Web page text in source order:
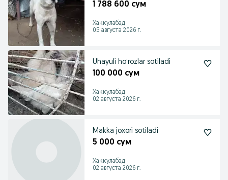
1 788 600 сум
Хаккулабад
05 августа 2026 г.
Uhayuli hoʻrozlar sotiladi
100 000 сум
Хаккулабад
02 августа 2026 г.
Makka joxori sotiladi
5 000 сум
Хаккулабад
02 августа 2026 г.